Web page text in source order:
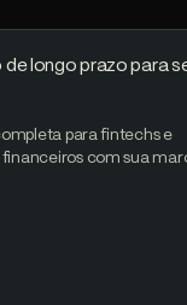
longo prazo para
para fintechs e
com sua